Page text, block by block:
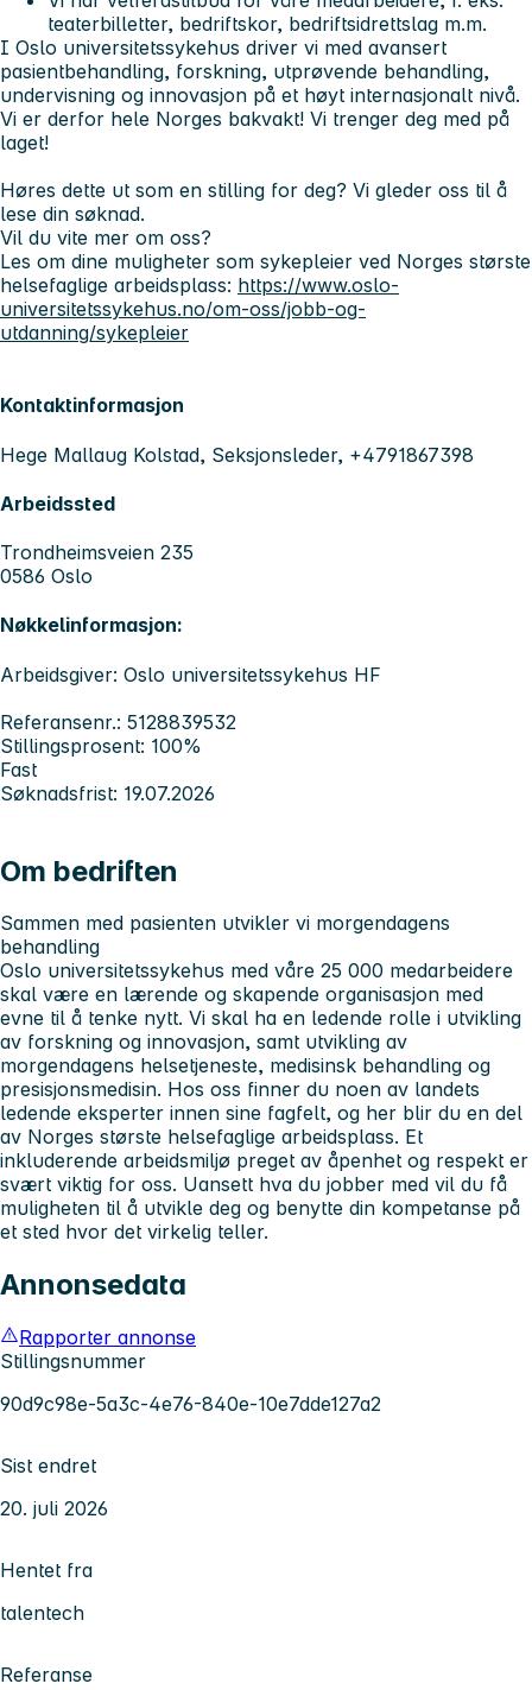
teaterbilletter, bedriftskor, bedriftsidrettslag m.m.
I Oslo universitetssykehus driver vi med avansert
pasientbehandling, forskning, utprøvende behandling,
undervisning og innovasjon på et høyt internasjonalt nivå.
Vi er derfor hele Norges bakvakt! Vi trenger deg med på
laget!
Høres dette ut som en stilling for deg? Vi gleder oss til å
lese din søknad.
Vil du vite mer om oss?
Les om dine muligheter som sykepleier ved Norges største
helsefaglige arbeidsplass: https://www.oslo-
universitetssykehus.no/om-oss/jobb-og-
utdanning/sykepleier
Kontaktinformasjon
Hege Mallaug Kolstad, Seksjonsleder, +4791867398
Arbeidssted
Trondheimsveien 235
0586 Oslo
Nøkkelinformasjon:
Arbeidsgiver: Oslo universitetssykehus HF
Referansenr.: 5128839532
Stillingsprosent: 100%
Fast
Søknadsfrist: 19.07.2026
Om bedriften
Sammen med pasienten utvikler vi morgendagens
behandling
Oslo universitetssykehus med våre 25 000 medarbeidere
skal være en lærende og skapende organisasjon med
evne til å tenke nytt. Vi skal ha en ledende rolle i utvikling
av forskning og innovasjon, samt utvikling av
morgendagens helsetjeneste, medisinsk behandling og
presisjonsmedisin. Hos oss finner du noen av landets
ledende eksperter innen sine fagfelt, og her blir du en del
av Norges største helsefaglige arbeidsplass. Et
inkluderende arbeidsmiljø preget av åpenhet og respekt er
svært viktig for oss. Uansett hva du jobber med vil du få
muligheten til å utvikle deg og benytte din kompetanse på
et sted hvor det virkelig teller.
Annonsedata
Rapporter annonse
Stillingsnummer
90d9c98e-5a3c-4e76-840e-10e7dde127a2
Sist endret
20. juli 2026
Hentet fra
talentech
Referanse